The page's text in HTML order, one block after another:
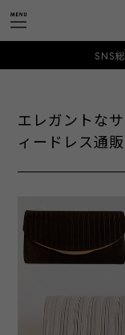
SNS総フォ
エレガントな
ィードレス通